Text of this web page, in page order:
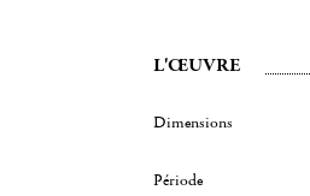
L'ŒUVRE
Dimensions
Période